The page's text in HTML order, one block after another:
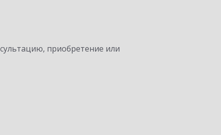
приобретение или